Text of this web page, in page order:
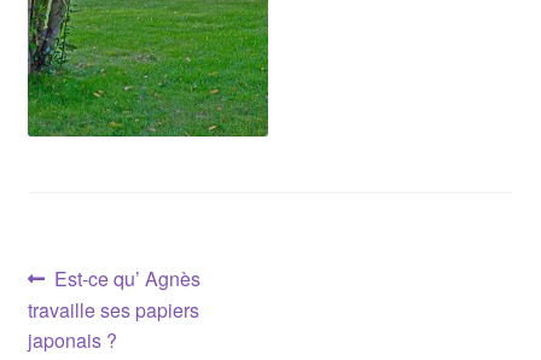
Navigation
de
Article
précédent :
Est-ce qu’ Agnès
travaille ses papiers
japonais ?